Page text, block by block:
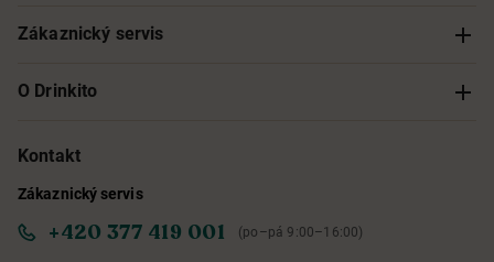
Zákaznický servis
Sledování objednávky
Obchodní podmínky
Ochrana osobních údajů
O Drinkito
O nás
Informace o přístupnosti služby
Kontakt
Zákaznický servis
+420 377 419 001 (po–pá 9:00–16:00)